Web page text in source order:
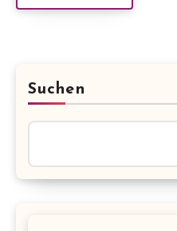
Suchen